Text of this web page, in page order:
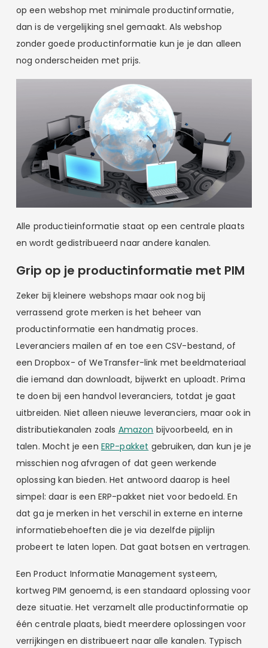
op een webshop met minimale productinformatie,
dan is de vergelijking snel gemaakt. Als webshop
zonder goede productinformatie kun je je dan alleen
nog onderscheiden met prijs.
Alle productieinformatie staat op een centrale plaats
en wordt gedistribueerd naar andere kanalen.
Grip op je productinformatie met PIM
Zeker bij kleinere webshops maar ook nog bij
verrassend grote merken is het beheer van
productinformatie een handmatig proces.
Leveranciers mailen af en toe een CSV-bestand, of
een Dropbox- of WeTransfer-link met beeldmateriaal
die iemand dan downloadt, bijwerkt en uploadt. Prima
te doen bij een handvol leveranciers, totdat je gaat
uitbreiden. Niet alleen nieuwe leveranciers, maar ook in
distributiekanalen zoals Amazon bijvoorbeeld, en in
talen. Mocht je een ERP-pakket gebruiken, dan kun je je
misschien nog afvragen of dat geen werkende
oplossing kan bieden. Het antwoord daarop is heel
simpel: daar is een ERP-pakket niet voor bedoeld. En
dat ga je merken in het verschil in externe en interne
informatiebehoeften die je via dezelfde pijplijn
probeert te laten lopen. Dat gaat botsen en vertragen.
Een Product Informatie Management systeem,
kortweg PIM genoemd, is een standaard oplossing voor
deze situatie. Het verzamelt alle productinformatie op
één centrale plaats, biedt meerdere oplossingen voor
verrijkingen en distribueert naar alle kanalen. Typisch